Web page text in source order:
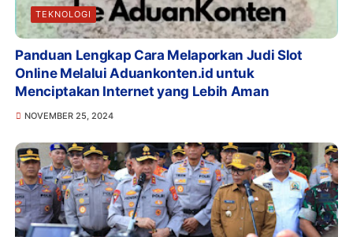
TEKNOLOGI
Panduan Lengkap Cara Melaporkan Judi Slot
Online Melalui Aduankonten.id untuk
Menciptakan Internet yang Lebih Aman
NOVEMBER 25, 2024